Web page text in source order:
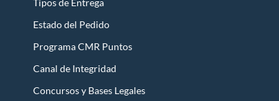
Tipos de Entrega
Estado del Pedido
Programa CMR Puntos
Canal de Integridad
Concursos y Bases Legales